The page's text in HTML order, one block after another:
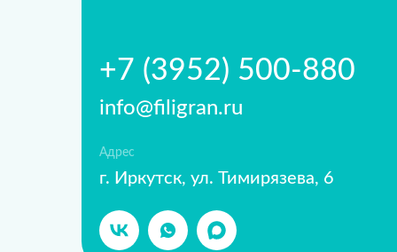
info@filigran.ru
+7 (3952) 500-880
г. Иркутск, ул. Тимирязева, 6
Адрес